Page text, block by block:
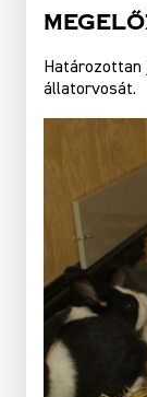
Határozottan
állatorvosát.